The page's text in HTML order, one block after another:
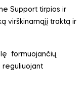
Support tirpios ir
virškinamąjį traktą ir
formuojančių
reguliuojant